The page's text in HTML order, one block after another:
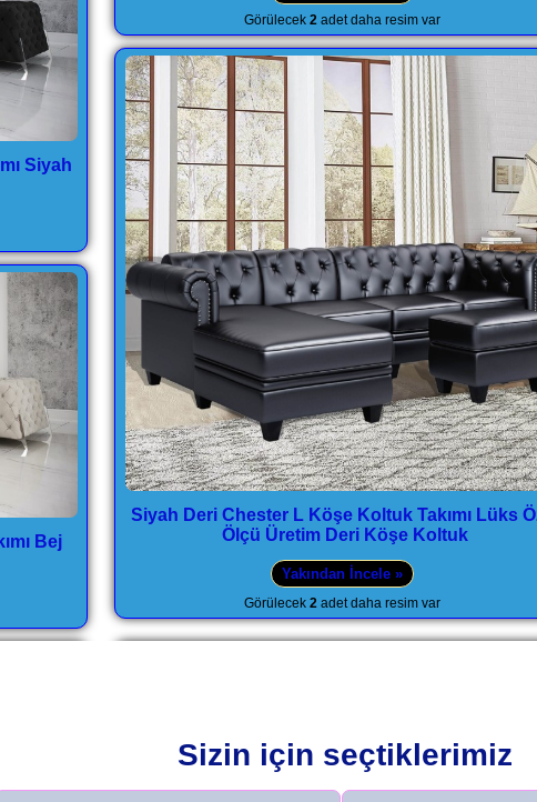
Siyah
Bej
Görülecek2 adet daha resim var
Siyah Deri Chester L Köşe Koltuk Takımı Lüks
Ölçü Üretim Deri Köşe Koltuk
Yakından İncele »
Görülecek2 adet daha resim var
Sizin için seçtiklerimiz